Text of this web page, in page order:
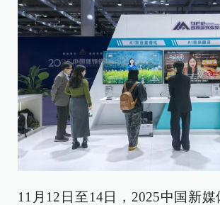
11月12日至14日，2025中国新